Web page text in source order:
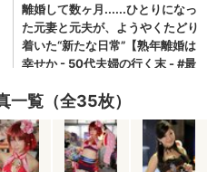
一覧（全35枚）